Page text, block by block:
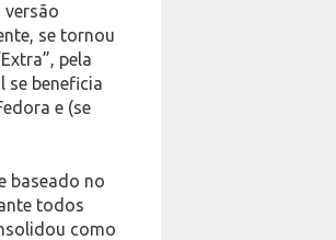
versão
se tornou
pela
se beneficia
e (se
baseado no
todos
como